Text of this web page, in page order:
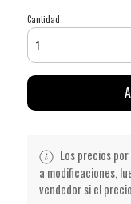
Cantidad
Los precios
a modificaciones,
vendedor si el